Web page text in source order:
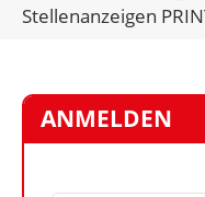
Stellenanzeigen
ANMELDEN